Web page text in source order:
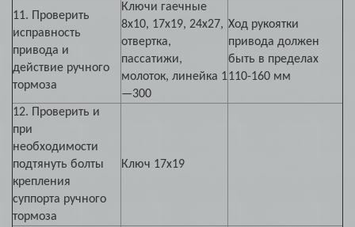
11. Проверить
исправность
привода и
действие ручного
тормоза
Ключи гаечные
8х10, 17х19, 24х27,
отвертка,
пассатижи,
молоток, линейка 1
—300
Ход рукоятки
привода должен
быть в пределах
110-160 мм
12. Проверить и
при
необходимости
подтянуть болты
крепления
суппорта ручного
тормоза
Ключ 17х19